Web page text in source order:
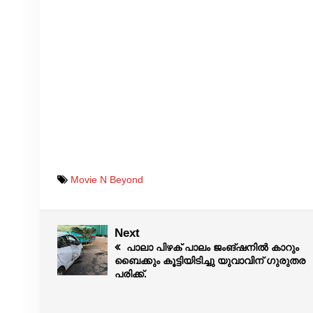
Movie N Beyond
Next
പാലാ പിഴക് പാലം ജംങ്ഷനിൽ കാറും
ബൈക്കും കൂട്ടിയിടിച്ചു യുവാവിന് ഗുരുതര
പരിക്ക്.